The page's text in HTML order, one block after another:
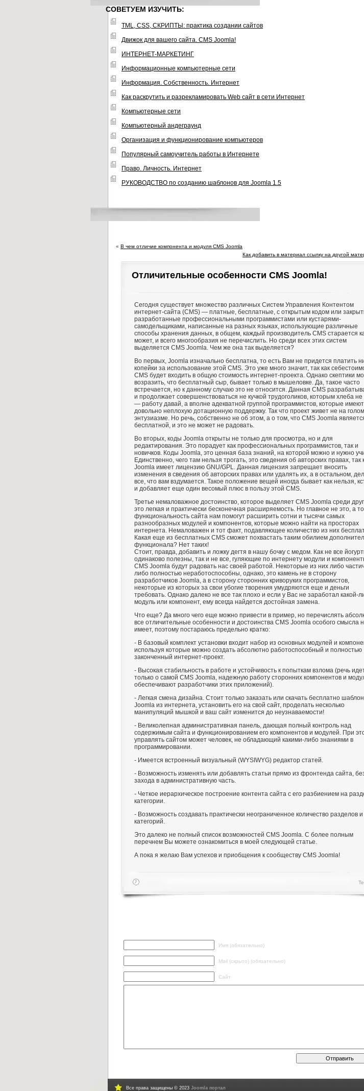
СОВЕТУЕМ ИЗУЧИТЬ:
TML, CSS, СКРИПТЫ: практика создании сайтов
Движок для вашего сайта. CMS Joomla!
ИНТЕРНЕТ-МАРКЕТИНГ
Информационные компьютерные сети
Информация. Собственность. Интернет
Как раскрутить и разрекламировать Web сайт в сети Интернет
Компьютерные сети
Компьютерный андеграунд
Организация и функционирование компьютеров
Популярный самоучитель работы в Интернете
Право. Личность. Интернет
РУКОВОДСТВО по созданию шаблонов для Joomla 1.5
« В чем отличие компонента и модуля CMS Joomla
Как добавить в материал ссылку на другой
Отличительные особенности CMS Joomla!
Сегодня существует множество различных Систем Управления Контентом
интернет-сайта (CMS) — платные, бесплатные, с открытым кодом или
разработанные профессиональными программистами или кустарями-
самодельщиками, написанные на разных языках, использующие различные
способы хранения данных, в общем, каждый производитель CMS старается
может, и всего многообразия не перечислить. Но среди всех этих систем
выделяется CMS Joomla. Чем же она так выделяется?
Во первых, Joomla изначально бесплатна, то есть Вам не придется платить
копейки за использование этой CMS. Это уже много значит, так как
CMS будет входить в общую стоимость интернет-проекта. Однако скептики
возразить, что бесплатный сыр, бывает только в мышеловке. Да, такое часто
встречается, но к данному случаю это не относится. Данная CMS
и продолжает совершенствоваться не кучкой трудоголиков, которым хлеба
— работу давай, а вполне адекватной группой программистов, которые имеют
довольно неплохую дотационную поддержку. Так что проект живет не на голом
энтузиазме. Но речь, собственно не об этом, а о том, что CMS Joomla
бесплатной, и это не может не радовать.
Во вторых, коды Joomla открыты не только для просмотра, но и для
редактирования. Это порадует как профессиональных программистов, так и
новичков. Коды Joomla, это ценная база знаний, на которой можно и нужно
Единственно, чего там нельзя трогать, это сведения об авторских правах, так
Joomla имеет лицензию GNU/GPL. Данная лицензия запрещает вносить
изменения в сведения об авторских правах или удалять их, а в остальном,
все, что вам вздумается. Такое положение вещей иногда бывает как нельзя,
и добавляет еще один весомый плюс в пользу этой CMS.
Третье немаловажное достоинство, которое выделяет CMS Joomla среди
это легкая и практически бесконечная расширяемость. Но главное не это, а
функциональность сайта нам помогут расширить сотни и тысячи самых
разнообразных модулей и компонентов, которые можно найти на просторах
интернета. Немаловажен и тот факт, подавляющее количество из них
Какая еще из бесплатных CMS сможет похвастать таким обилием
функционала? Нет таких!
Стоит, правда, добавить и ложку дегтя в нашу бочку с медом. Как не все
одинаково полезны, так и не все, гуляющие по интернету модули и
CMS Joomla будут радовать нас своей работой. Некоторые из них либо
либо полностью неработоспособны, однако, это камень не в сторону
разработчиков Joomla, а в сторону сторонних криворуких программистов,
некоторые из которых за свои убогие творения умудряются еще и деньги
требовать. Однако далеко не все так плохо и если у Вас не заработал какой-
модуль или компонент, ему всегда найдется достойная замена.
Что еще? Да много чего еще можно привести в пример, но перечислять
все отличительные особенности и достоинства CMS Joomla особого смысла
имеет, поэтому постараюсь предельно кратко:
- В базовый комплект установки входит набор из основных модулей и
используя которые можно создать абсолютно работоспособный и полностью
законченный интернет-проект.
- Высокая стабильность в работе и устойчивость к попыткам взлома (речь
только о самой CMS Joomla, надежную работу сторонних компонентов и
обеспечивают разработчики этих приложений).
- Легкая смена дизайна. Стоит только заказать или скачать бесплатно
Joomla из интернета, установить его на свой сайт, проделать несколько
манипуляций мышкой и ваш сайт изменится до неузнаваемости!
- Великолепная административная панель, дающая полный контроль над
содержимым сайта и функционированием его компонентов и модулей. При
управлять сайтом может человек, не обладающий какими-либо знаниями в
программировании.
- Имеется встроенный визуальный (WYSIWYG) редактор статей.
- Возможность изменять или добавлять статьи прямо из фронтенда сайта,
захода в административную часть.
- Четкое иерархическое построение контента сайта с его разбиением на
категории.
- Возможность создавать практически неограниченное количество разделов и
категорий.
Это далеко не полный список возможностей CMS Joomla. С более полным
перечнем Вы можете ознакомиться в моей следующей статье.
А пока я желаю Вам успехов и приобщения к сообществу CMS Joomla!
Имя (обязательно)
Mail (скрыто) (обязательно)
Сайт
Все права защищены © 2023 Joomla портал